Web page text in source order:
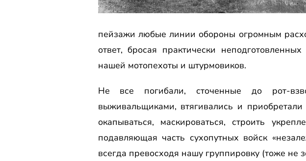
пейзажи любые линии обороны огромным
ответ, бросая практически
нашей мотопехоты и штурмовиков.
Не все погибали, сточенные до рот-
выживальщиками, втягивались и
окапываться, маскироваться, строить
подавляющая часть сухопутных войск
всегда превосходя нашу группировку (тоже не